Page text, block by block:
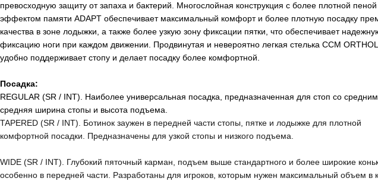
превосходную защиту от запаха и бактерий
Многослойная конструкция с более плотной пеной
эффектом памяти ADАPT обеспечивает максимальный комфорт и более плотную посадку
качества в зоне лодыжки, а также более узкую зону фиксации пятки, что обеспечивает
фиксацию ноги при каждом движении. Продвинутая и невероятно легкая стелька CCM
удобно поддерживает стопу и делает посадку более комфортной.
Посадка:
REGULAR (SR / INT). Наиболее универсальная посадка, предназначенная для стоп со
средняя ширина стопы и высота подъема.
TAPERED (SR / INT). Ботинок заужен в передней части стопы, пятке и лодыжке для плотной
комфортной посадки. Предназначены для узкой стопы и низкого подъема.
WIDE (SR / INT). Глубокий пяточный карман, подъем выше стандартного и более широкие
особенно в передней части. Разработаны для игроков, которым нужен максимальный объем в